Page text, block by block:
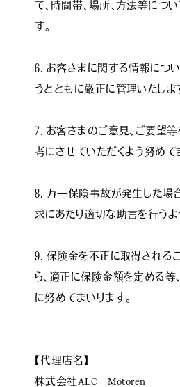
て、時間帯、場所、方法等につ
す｡
６．お客さまに関する情報につ
うとともに厳正に管理いたしま
７．お客さまのご意見、ご要望
考にさせていただくよう努めて
８．万一保険事故が発生した
求にあたり適切な助言を行うよ
９．保険金を不正に取得される
ら、適正に保険金額を定める
に努めてまいります。
【代理店名】
株式会社ALC　Motoren